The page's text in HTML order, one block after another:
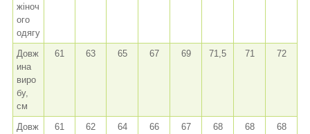
жіноч
ого
одягу
Довж
ина
виро
бу,
см
61 63 65 67 69 71,5 71 72
Довж
61 62 64 66 67 68 68 68